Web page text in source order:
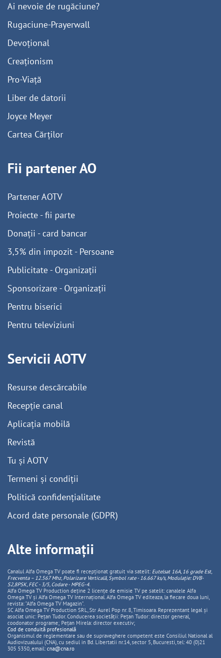
Ai nevoie de rugăciune?
Rugaciune-Prayerwall
Devoțional
Creaționism
Pro-Viață
Liber de datorii
Joyce Meyer
Cartea Cărților
Fii partener AO
Partener AOTV
Proiecte - fii parte
Donații - card bancar
3,5% din impozit - Persoane
Publicitate - Organizații
Sponsorizare - Organizații
Pentru biserici
Pentru televiziuni
Servicii AOTV
Resurse descărcabile
Recepție canal
Aplicația mobilă
Revistă
Tu și AOTV
Termeni și condiții
Politică confidențialitate
Acord date personale (GDPR)
Alte informații
Canalul Alfa Omega TV poate fi recepționat gratuit via satelit: Eutelsat 16A, 16 grade Est,
Frecventa – 12.567 Mhz, PolarizareVerticală, Symbol rate - 16.667 ks/s, Modulație: DVB-
S2,8PSK, FEC - 3/5, Codare - MPEG-4.
Alfa Omega TV Production deține 2 licențe de emisie TV pe satelit: canalele Alfa
Omega TV și Alfa Omega TV Internațional. Alfa Omega TV editeaza, la fiecare doua luni,
revista: "Alfa Omega TV Magazin".
SC Alfa Omega TV Production SRL, Str Aurel Pop nr. 8, Timisoara. Reprezentant legal și
asociat unic: Pețan Tudor. Conducerea societății: Pețan Tudor: director general,
coodonator programe; Pețan Mirela: director executiv;
Cod de conduită profesională
Organismul de reglementare sau de supraveghere competent este Consiliul National al
Audiovizualului (CNA), cu sediul in Bd. Libertatii nr.14, sector 5, Bucuresti, tel: 40 (0)21
305 5350, email: cna@cna.ro